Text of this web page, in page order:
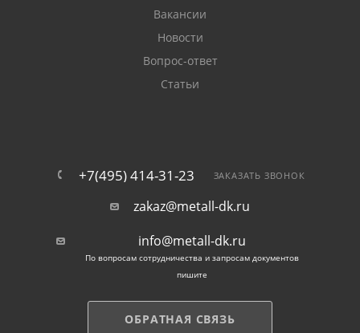
Вакансии
Новости
Вопрос-ответ
Статьи
+7(495) 414-31-23 ЗАКАЗАТЬ ЗВОНОК
zakaz@metall-dk.ru
info@metall-dk.ru
По вопросам сотрудничества и запросам документов
пишите
ОБРАТНАЯ СВЯЗЬ